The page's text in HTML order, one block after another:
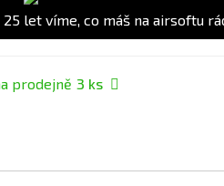
25 let víme, co máš na airsoftu
prodejně 3 ks